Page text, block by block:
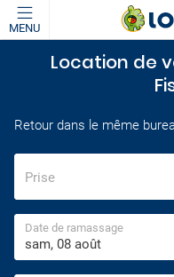
MENU
Location de
Retour dans le même
Prise
Date de ramassage